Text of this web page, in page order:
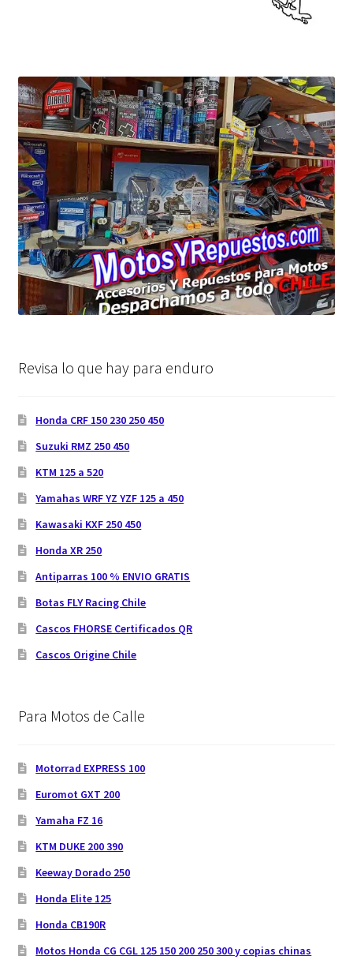
Revisa lo que hay para enduro
Honda CRF 150 230 250 450
Suzuki RMZ 250 450
KTM 125 a 520
Yamahas WRF YZ YZF 125 a 450
Kawasaki KXF 250 450
Honda XR 250
Antiparras 100 % ENVIO GRATIS
Botas FLY Racing Chile
Cascos FHORSE Certificados QR
Cascos Origine Chile
Para Motos de Calle
Motorrad EXPRESS 100
Euromot GXT 200
Yamaha FZ 16
KTM DUKE 200 390
Keeway Dorado 250
Honda Elite 125
Honda CB190R
Motos Honda CG CGL 125 150 200 250 300 y copias chinas